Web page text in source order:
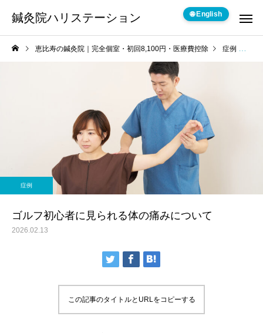
鍼灸院ハリステーション
恵比寿の鍼灸院｜完全個室・初回8,100円・医療費控除 症例
症例
ゴルフ初心者に見られる体の痛みについて
2026.02.13
この記事のタイトルとURLをコピーする
🌐 English